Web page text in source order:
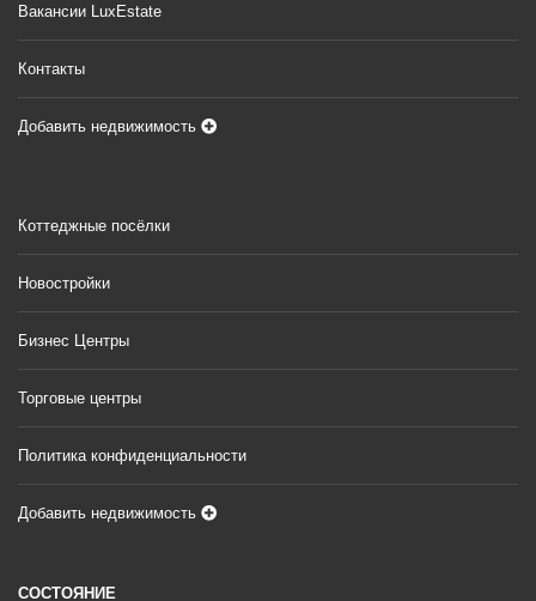
Вакансии LuxEstate
Контакты
Добавить недвижимость
Коттеджные посёлки
Новостройки
Бизнес Центры
Торговые центры
Политика конфиденциальности
Добавить недвижимость
СОСТОЯНИЕ